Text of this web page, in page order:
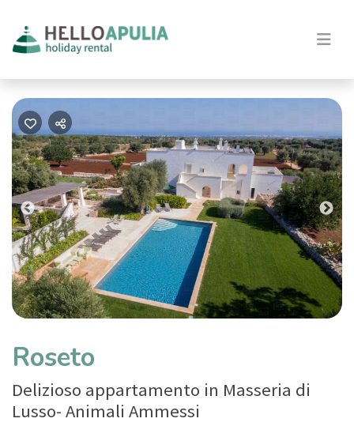
Previous
Roseto
Delizioso appartamento in Masseria di
Lusso- Animali Ammessi